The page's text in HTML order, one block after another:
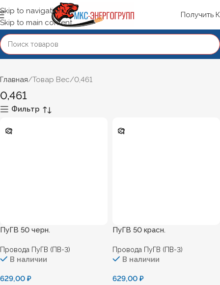
Skip to navigation
Skip to main content
Получить
Главная Товар Вес 0,461
0,461
Фильтр
ПуГВ 50 черн.
Провода ПуГВ (ПВ-3)
В наличии
629,00 ₽
ПуГВ 50 красн.
Провода ПуГВ (ПВ-3)
В наличии
629,00 ₽